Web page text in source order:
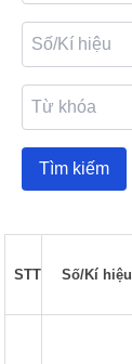
Tìm kiếm
STT Số/Kí hiệu